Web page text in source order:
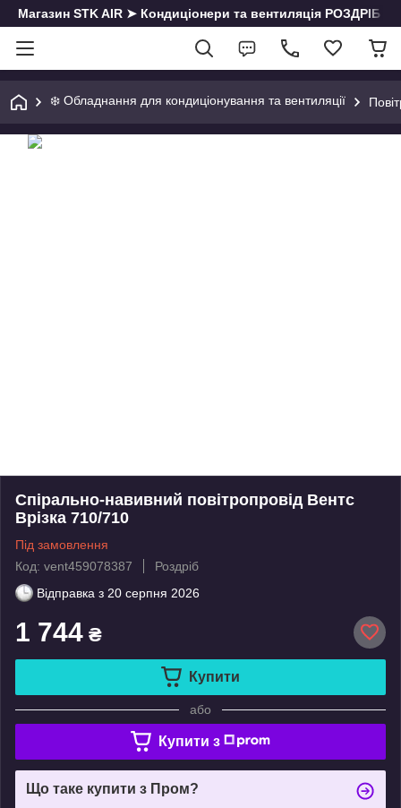
Магазин STK AIR ➤ Кондиціонери та вентиляція РОЗДРІБ
❄️ Обладнання для кондиціонування та вентиляції
Спірально-навивний повітропровід Вентс
Врізка 710/710
Під замовлення
Код: vent459078387
Роздріб
Відправка з 20 серпня 2026
1 744 ₴
Купити
або
Купити з
Що таке купити з Пром?